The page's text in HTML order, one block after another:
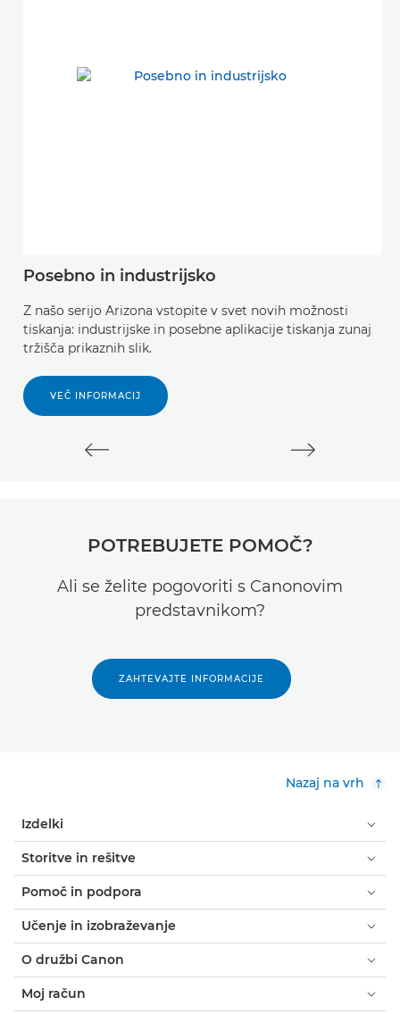
Posebno in industrijsko
Z našo serijo Arizona vstopite v svet novih možnosti
tiskanja: industrijske in posebne aplikacije tiskanja zunaj
tržišča prikaznih slik.
VEČ INFORMACIJ
POTREBUJETE POMOČ?
Ali se želite pogovoriti s Canonovim
predstavnikom?
ZAHTEVAJTE INFORMACIJE
Nazaj na vrh
Izdelki
Storitve in rešitve
Pomoč in podpora
Učenje in izobraževanje
O družbi Canon
Moj račun